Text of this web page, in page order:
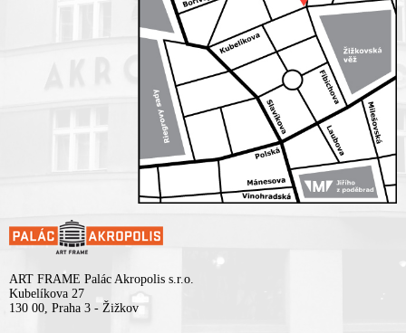
ART FRAME Palác Akropolis s.r.o.
Kubelíkova 27
130 00, Praha 3 - Žižkov